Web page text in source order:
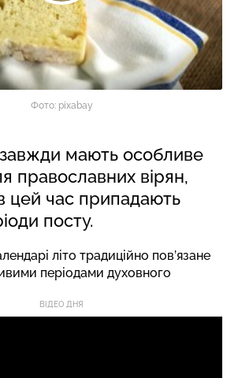
Фото: pixabay
завжди мають особливе
православних вірян,
цей час припадають
посту.
літо традиційно пов’язане
періодами духовного
ВІДЕО ДНЯ